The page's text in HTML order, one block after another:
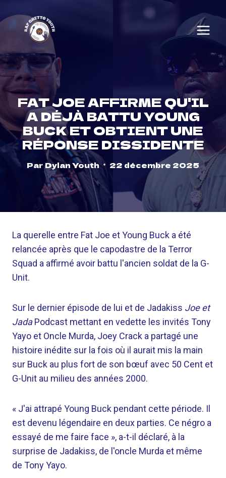
to
content
FAT JOE AFFIRME QU'IL
A DÉJÀ BATTU YOUNG
BUCK ET OBTIENT UNE
RÉPONSE DISSIDENTE
ParDylan Youth 22 décembre 2025
La querelle entre Fat Joe et Young Buck a été
relancée après que le capodastre de la Terror
Squad a affirmé avoir battu l'ancien soldat de la G-
Unit.
Sur le dernier épisode de lui et de Jadakiss Joe et
JadaPodcast mettant en vedette les invités Tony
Yayo et Oncle Murda, Joey Crack a partagé une
histoire inédite sur la fois où il aurait mis la main
sur Buck au plus fort de son bœuf avec 50 Cent et
G-Unit au milieu des années 2000.
« J'ai attrapé Young Buck pendant cette période. Il
est devenu légendaire en deux parties. Ce négro a
essayé de me faire face », a-t-il déclaré, à la
surprise de Jadakiss, de l'oncle Murda et même
de Tony Yayo.